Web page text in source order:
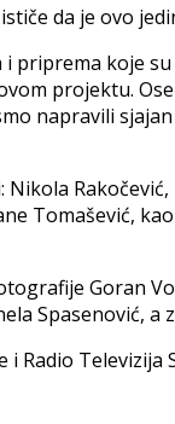
da je ovo
koje
projektu.
napravili
Tomašević,
Goran
Spasenović, a
Radio Televizija